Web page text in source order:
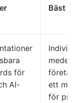
Bäst
för
AI-
ett
för